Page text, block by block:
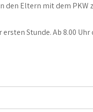
Eltern mit dem PKW
Stunde. Ab 8.00